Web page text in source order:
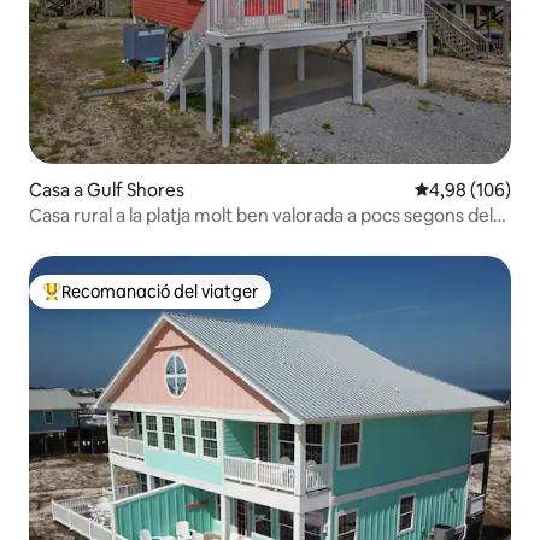
Casa a Gulf Shores 4,98 de
4,98 (106)
Casa rural a la platja molt ben valorada a pocs segons del
Principals recomanacions dels viatgers
Recomanació del viatger